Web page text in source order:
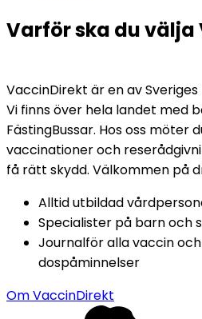
Varför ska du välja
VaccinDirekt är en av
Vi finns över hela landet med
FästingBussar. Hos oss möter
vaccinationer och
få rätt skydd. Välkommen på
Alltid utbildad
Specialister på barn och
Journalför alla vaccin
dospåminnelser
Om VaccinDirekt